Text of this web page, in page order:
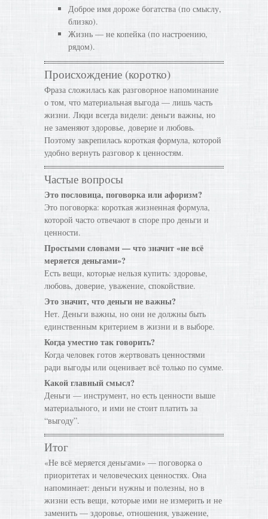
Доброе имя дороже богатства (по смыслу,
близко).
Жизнь — не копейка (по настроению,
рядом).
Происхождение (коротко)
Фраза сложилась как разговорное напоминание
о том, что материальная выгода — лишь часть
жизни. Люди всегда видели: деньги важны, но
не заменяют здоровье, доверие и любовь.
Поэтому закрепилась короткая формула, которой
удобно вернуть разговор к ценностям.
Частые вопросы
Это пословица, поговорка или афоризм?
Это поговорка: короткая жизненная формула,
которой часто отвечают в споре про деньги и
ценности.
Простыми словами — что значит «не всё
меряется деньгами»?
Есть вещи, которые нельзя купить: здоровье,
любовь, доверие, уважение, спокойствие.
Это значит, что деньги не важны?
Нет. Деньги важны, но они не должны быть
единственным критерием в жизни и в выборе.
Когда уместно так говорить?
Когда человек готов жертвовать ценностями
ради выгоды или оценивает всё только по сумме.
Какой главный смысл?
Деньги — инструмент, но есть ценности выше
материального, и ими не стоит платить за
“выгоду”.
Итог
«Не всё меряется деньгами» — поговорка о
приоритетах и человеческих ценностях. Она
напоминает: деньги нужны и полезны, но в
жизни есть вещи, которые ими не измерить и не
заменить — здоровье, отношения, уважение,